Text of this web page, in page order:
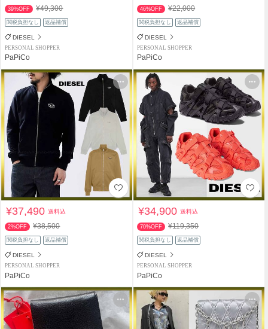
39%OFF ¥49,300
関税負担なし 返品補償
DIESEL
PERSONAL SHOPPER
PaPiCo
46%OFF ¥22,000
関税負担なし 返品補償
DIESEL
PERSONAL SHOPPER
PaPiCo
¥37,490送料込
2%OFF ¥38,500
関税負担なし 返品補償
DIESEL
PERSONAL SHOPPER
PaPiCo
¥34,900送料込
70%OFF ¥119,350
関税負担なし 返品補償
DIESEL
PERSONAL SHOPPER
PaPiCo